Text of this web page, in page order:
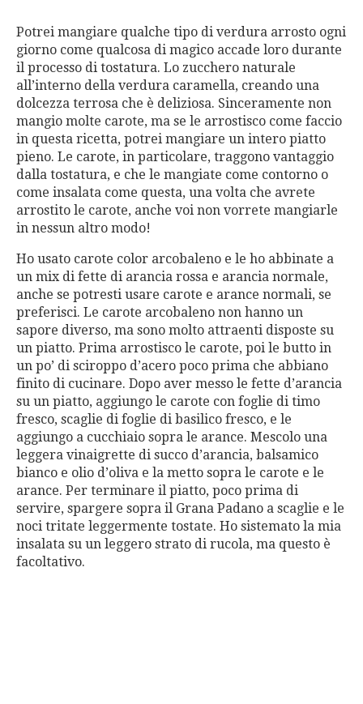
Potrei mangiare qualche tipo di verdura arrosto ogni
giorno come qualcosa di magico accade loro durante
il processo di tostatura. Lo zucchero naturale
all’interno della verdura caramella, creando una
dolcezza terrosa che è deliziosa. Sinceramente non
mangio molte carote, ma se le arrostisco come faccio
in questa ricetta, potrei mangiare un intero piatto
pieno. Le carote, in particolare, traggono vantaggio
dalla tostatura, e che le mangiate come contorno o
come insalata come questa, una volta che avrete
arrostito le carote, anche voi non vorrete mangiarle
in nessun altro modo!
Ho usato carote color arcobaleno e le ho abbinate a
un mix di fette di arancia rossa e arancia normale,
anche se potresti usare carote e arance normali, se
preferisci. Le carote arcobaleno non hanno un
sapore diverso, ma sono molto attraenti disposte su
un piatto. Prima arrostisco le carote, poi le butto in
un po’ di sciroppo d’acero poco prima che abbiano
finito di cucinare. Dopo aver messo le fette d’arancia
su un piatto, aggiungo le carote con foglie di timo
fresco, scaglie di foglie di basilico fresco, e le
aggiungo a cucchiaio sopra le arance. Mescolo una
leggera vinaigrette di succo d’arancia, balsamico
bianco e olio d’oliva e la metto sopra le carote e le
arance. Per terminare il piatto, poco prima di
servire, spargere sopra il Grana Padano a scaglie e le
noci tritate leggermente tostate. Ho sistemato la mia
insalata su un leggero strato di rucola, ma questo è
facoltativo.